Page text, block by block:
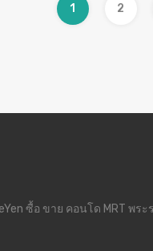
1 2
ซื้อ ขาย คอนโด MRT พระ